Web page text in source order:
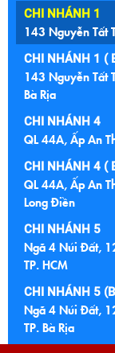
CHI NHÁNH 1
143 Nguyễn Tất
CHI NHÁNH 1 (
143 Nguyễn Tất
Bà Rịa
CHI NHÁNH 4
QL 44A, Ấp An
CHI NHÁNH 4 (
QL 44A, Ấp An
Long Điền
CHI NHÁNH 5
Ngã 4 Núi Đất,
TP. HCM
CHI NHÁNH 5
Ngã 4 Núi Đất,
TP. Bà Rịa